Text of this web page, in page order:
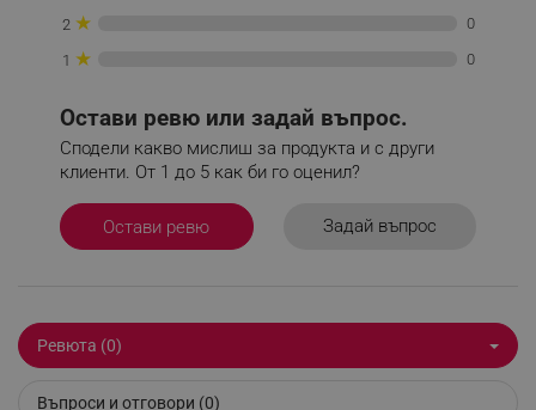
2 ★ 0
1 ★ 0
Остави ревю или задай въпрос.
Сподели какво мислиш за продукта и с други
клиенти. От 1 до 5 как би го оценил?
Остави ревю Задай въпрос
Ревюта (0)
Въпроси и отговори (0)
.alleop.bg
_sgf_clicked_banners